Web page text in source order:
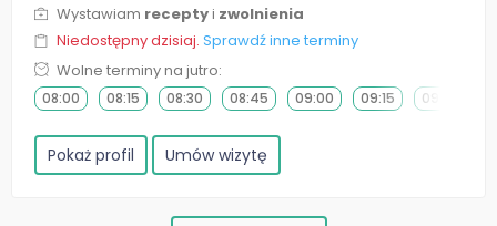
Wystawiam receptyi zwolnienia
Niedostępny dzisiaj. Sprawdź inne terminy
Wolne terminy na jutro:
08:00 08:15 08:30 08:45 09:00 09:15 09:30
Pokaż profil Umów wizytę